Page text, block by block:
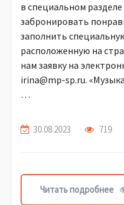
в специальном
забронировать
заполнить
расположенную на
нам заявку на
irina@mp-sp.ru.
…
30.08.2023 719
Читать подробнее